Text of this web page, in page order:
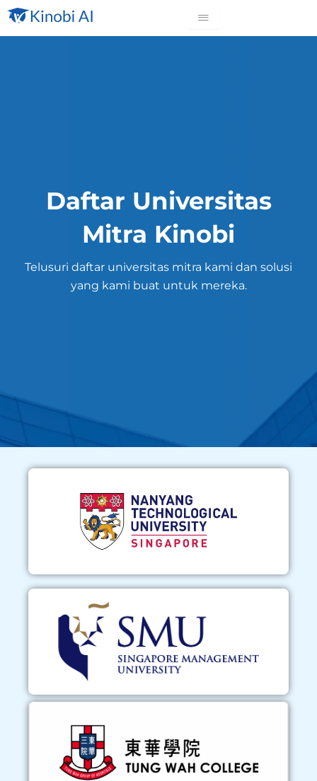
Daftar Universitas
Mitra Kinobi
Telusuri daftar universitas mitra kami dan solusi
yang kami buat untuk mereka.